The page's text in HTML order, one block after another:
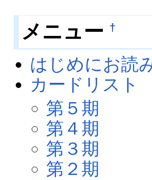
メニュー †
はじめにお読
カードリスト
第５期
第４期
第３期
第２期